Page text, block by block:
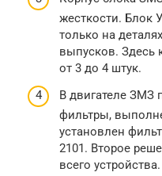
жесткости. Блок
только на
выпусков. Здесь
от 3 до 4 штук.
В двигателе ЗМЗ
фильтры,
установлен
2101. Второе
всего устройства.